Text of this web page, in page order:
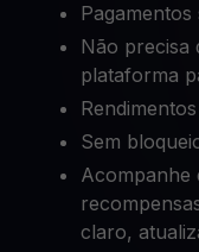
Pagamentos
Não precisa
plataforma
Sem
Acompanhe
claro,